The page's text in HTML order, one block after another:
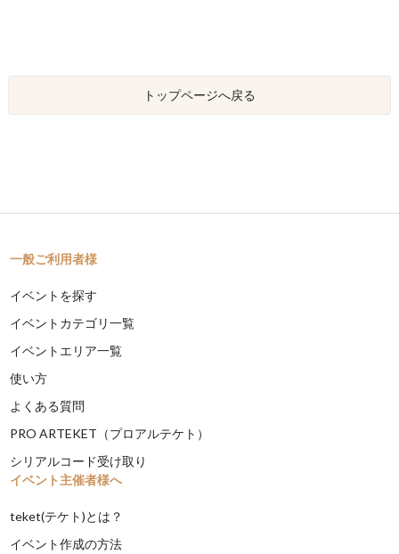
トップページへ戻る
一般ご利用者様
イベントを探す
イベントカテゴリ一覧
イベントエリア一覧
使い方
よくある質問
PRO ARTEKET（プロアルテケト）
シリアルコード受け取り
イベント主催者様へ
teket(テケト)とは？
イベント作成の方法